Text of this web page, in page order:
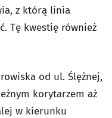
z którą linia
Tę kwestię również
od ul. Ślężnej,
korytarzem aż
w kierunku